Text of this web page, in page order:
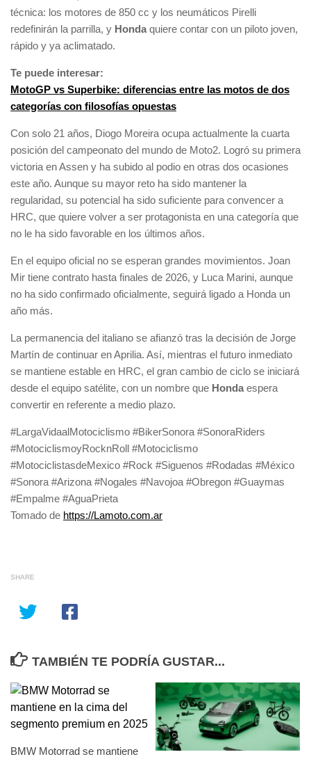
técnica: los motores de 850 cc y los neumáticos Pirelli
redefinirán la parrilla, y Honda quiere contar con un piloto joven,
rápido y ya aclimatado.
Te puede interesar:
MotoGP vs Superbike: diferencias entre las motos de dos
categorías con filosofías opuestas
Con solo 21 años, Diogo Moreira ocupa actualmente la cuarta
posición del campeonato del mundo de Moto2. Logró su primera
victoria en Assen y ha subido al podio en otras dos ocasiones
este año. Aunque su mayor reto ha sido mantener la
regularidad, su potencial ha sido suficiente para convencer a
HRC, que quiere volver a ser protagonista en una categoría que
no le ha sido favorable en los últimos años.
En el equipo oficial no se esperan grandes movimientos. Joan
Mir tiene contrato hasta finales de 2026, y Luca Marini, aunque
no ha sido confirmado oficialmente, seguirá ligado a Honda un
año más.
La permanencia del italiano se afianzó tras la decisión de Jorge
Martín de continuar en Aprilia. Así, mientras el futuro inmediato
se mantiene estable en HRC, el gran cambio de ciclo se iniciará
desde el equipo satélite, con un nombre que Honda espera
convertir en referente a medio plazo.
#LargaVidaalMotociclismo #BikerSonora #SonoraRiders
#MotociclismoyRocknRoll #Motociclismo
#MotociclistasdeMexico #Rock #Siguenos #Rodadas #México
#Sonora #Arizona #Nogales #Navojoa #Obregon #Guaymas
#Empalme #AguaPrieta
Tomado de https://Lamoto.com.ar
SHARE
TAMBIÉN TE PODRÍA GUSTAR...
BMW Motorrad se mantiene